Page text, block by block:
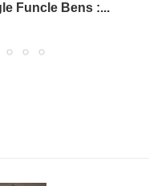
Funcle Bens :...